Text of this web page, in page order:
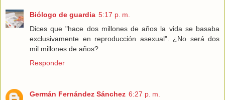
Biólogo de guardia 5:17 p. m.
Dices que "hace dos millones de años la vida se basaba
exclusivamente en reproducción asexual". ¿No será dos
mil millones de años?
Responder
Germán Fernández Sánchez 6:27 p. m.